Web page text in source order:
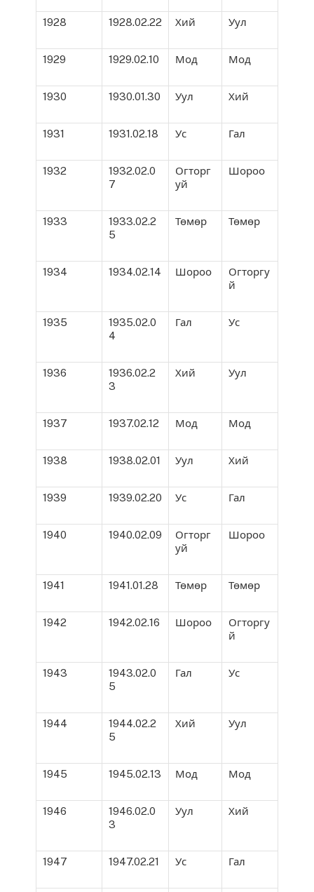
1928 1928.02.22 Хий Уул
1929 1929.02.10 Мод Мод
1930 1930.01.30 Уул Хий
1931 1931.02.18 Ус Гал
1932
1932.02.0
7
Огторг
уй
Шороо
1933
1933.02.2
5
Төмөр Төмөр
1934 1934.02.14 Шороо
Огторгу
й
1935
1935.02.0
4
Гал Ус
1936
1936.02.2
3
Хий Уул
1937 1937.02.12 Мод Мод
1938 1938.02.01 Уул Хий
1939 1939.02.20 Ус Гал
1940 1940.02.09
Огторг
уй
Шороо
1941 1941.01.28 Төмөр Төмөр
1942 1942.02.16 Шороо
Огторгу
й
1943
1943.02.0
5
Гал Ус
1944
1944.02.2
5
Хий Уул
1945 1945.02.13 Мод Мод
1946
1946.02.0
3
Уул Хий
1947 1947.02.21 Ус Гал